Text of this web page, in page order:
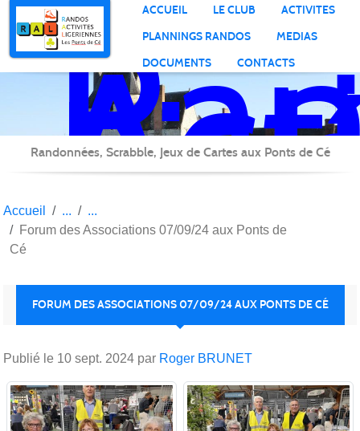
ACCUEIL LE CLUB
ACTIVITES
PLANNINGS RANDOS
MEDIAS
DOCUMENTS
CONTACTS
Randonnées, Scrabble, Jeux de Cartes aux Ponts de Cé
Accueil
Forum des Associations 07/09/24 aux Ponts de
Cé
FORUM DES ASSOCIATIONS 07/09/24 AUX PONTS DE CÉ
Publié le 10 sept. 2024 par Roger BRUNET
Panneau de gestion des cookies